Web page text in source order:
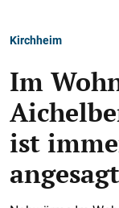
Kirchheim
Im
ist
angesagt